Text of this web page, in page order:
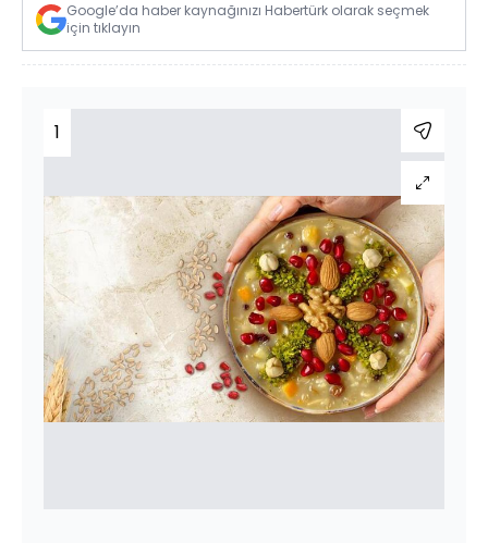
Google’da haber kaynağınızı Habertürk olarak seçmek
için tıklayın
1